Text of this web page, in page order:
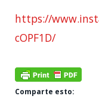
https://
cOPF1D/
Comparte esto: